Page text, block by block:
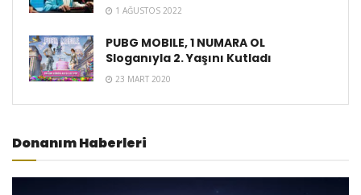
1 AĞUSTOS 2022
PUBG MOBILE, 1 NUMARA OL
Sloganıyla 2. Yaşını Kutladı
23 MART 2020
Donanım Haberleri